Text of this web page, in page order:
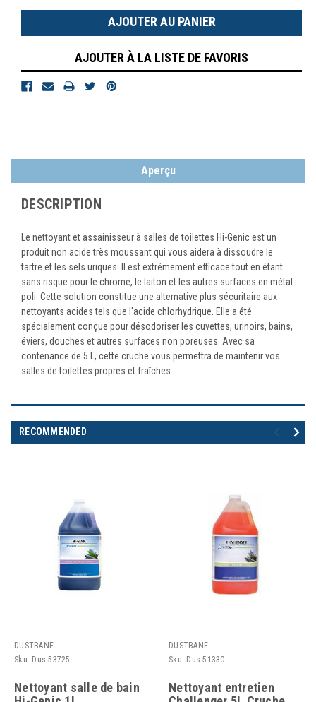
: :
AJOUTER À LA LISTE DE FAVORIS
Aperçu
DESCRIPTION
Le nettoyant et assainisseur à salles de toilettes Hi-Genic est un
produit non acide très moussant qui vous aidera à dissoudre le
tartre et les sels uriques. Il est extrêmement efficace tout en étant
sans risque pour le chrome, le laiton et les autres surfaces en métal
poli. Cette solution constitue une alternative plus sécuritaire aux
nettoyants acides tels que l'acide chlorhydrique. Elle a été
spécialement conçue pour désodoriser les cuvettes, urinoirs, bains,
éviers, douches et autres surfaces non poreuses. Avec sa
contenance de 5 L, cette cruche vous permettra de maintenir vos
salles de toilettes propres et fraîches.
RECOMMENDED
DUSTBANE
Sku: Dus-53725
Nettoyant salle de bain
DUSTBANE
Sku: Dus-51330
Nettoyant entretien